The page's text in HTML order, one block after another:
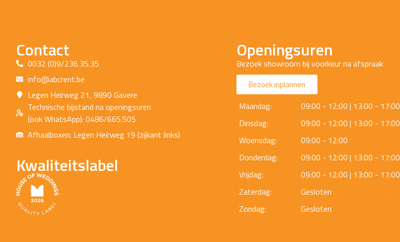
Contact
0032 (0)9/236.35.35
info@abcrent.be
Legen Heirweg 21, 9890 Gavere
Technische bijstand na openingsuren
(ook WhatsApp): 0486/665.505
Afhaalboxen: Legen Heirweg 19 (zijkant links)
Kwaliteitslabel
Openingsuren
Bezoek showroom bij voorkeur na afspraak
Bezoek inplannen
Maandag:
09:00 - 12:00 | 13:00 - 17:00
Dinsdag:
09:00 - 12:00 | 13:00 - 17:00
Woensdag:
09:00 - 12:00
Donderdag:
09:00 - 12:00 | 13:00 - 17:00
Vrijdag:
09:00 - 12:00 | 13:00 - 17:00
Zaterdag:
Gesloten
Zondag:
Gesloten